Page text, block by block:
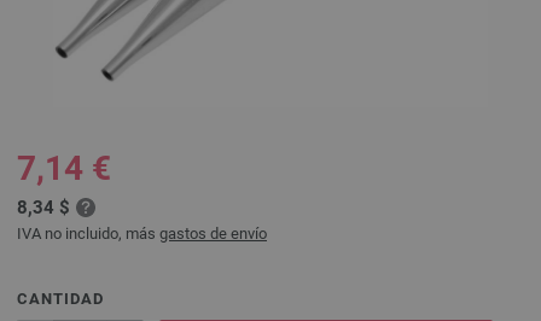
7,14 €
8,34 $
IVA no incluido, más gastos de envío
CANTIDAD